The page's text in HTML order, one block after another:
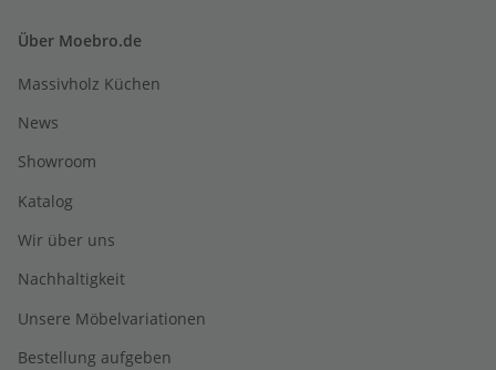
Über Moebro.de
Massivholz Küchen
News
Showroom
Katalog
Wir über uns
Nachhaltigkeit
Unsere Möbelvariationen
Bestellung aufgeben